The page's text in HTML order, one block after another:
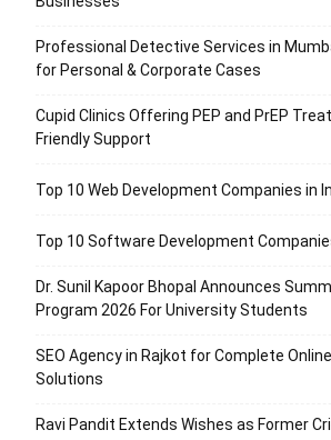
Professional Detective Services in
for Personal & Corporate Cases
Cupid Clinics Offering PEP and PrEP
Friendly Support
Top 10 Web Development Companies in
Top 10 Software Development
Dr. Sunil Kapoor Bhopal Announces
Program 2026 For University Students
SEO Agency in Rajkot for Complete
Solutions
Ravi Pandit Extends Wishes as Former